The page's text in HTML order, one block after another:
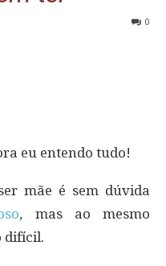
0
eu entendo tudo!
mãe é sem dúvida
, mas ao mesmo
difícil.